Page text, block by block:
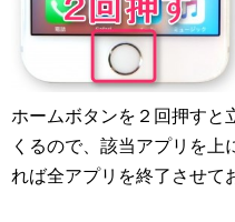
ホームボタンを２回押すと
くるので、該当アプリを上
れば全アプリを終了させて